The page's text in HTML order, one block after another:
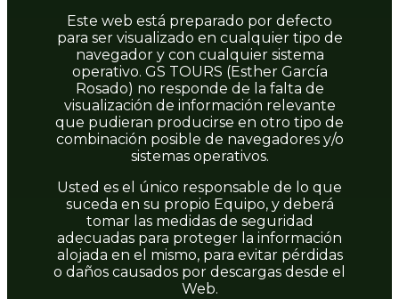
Este web está preparado por defecto
para ser visualizado en cualquier tipo de
navegador y con cualquier sistema
operativo. GS TOURS (Esther García
Rosado) no responde de la falta de
visualización de información relevante
que pudieran producirse en otro tipo de
combinación posible de navegadores y/o
sistemas operativos.
Usted es el único responsable de lo que
suceda en su propio Equipo, y deberá
tomar las medidas de seguridad
adecuadas para proteger la información
alojada en el mismo, para evitar pérdidas
o daños causados por descargas desde el
Web.